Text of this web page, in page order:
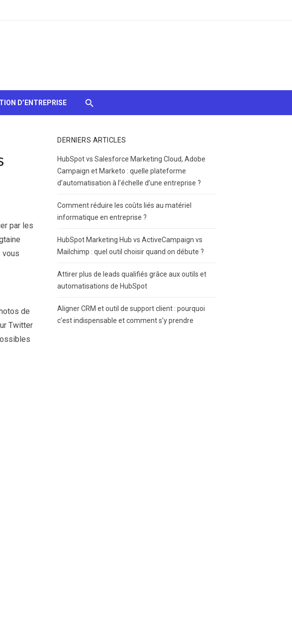
D’ENTREPRISE
par les
vous
de
Twitter
DERNIERS ARTICLES
HubSpot vs Salesforce Marketing Cloud, Adobe
Campaign et Marketo : quelle plateforme
d’automatisation à l’échelle d’une entreprise ?
Comment réduire les coûts liés au matériel
informatique en entreprise ?
HubSpot Marketing Hub vs ActiveCampaign vs
Mailchimp : quel outil choisir quand on débute ?
Attirer plus de leads qualifiés grâce aux outils et
automatisations de HubSpot
Aligner CRM et outil de support client : pourquoi
c’est indispensable et comment s’y prendre